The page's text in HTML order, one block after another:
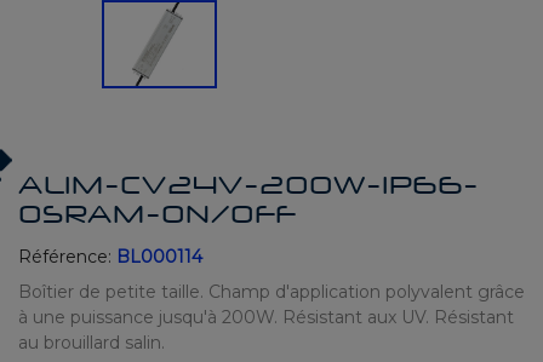
ALIM-CV24V-200W-IP66-
OSRAM-ON/OFF
Référence: BL000114
Boîtier de petite taille. Champ d'application polyvalent grâce
à une puissance jusqu'à 200W. Résistant aux UV. Résistant
au brouillard salin.